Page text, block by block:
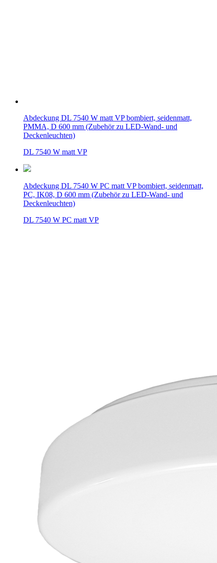
Abdeckung DL 7540 W matt VP bombiert, seidenmatt,
PMMA, D 600 mm (Zubehör zu LED-Wand- und
Deckenleuchten)
DL 7540 W matt VP
Abdeckung DL 7540 W PC matt VP bombiert, seidenmatt,
PC, IK08, D 600 mm (Zubehör zu LED-Wand- und
Deckenleuchten)
DL 7540 W PC matt VP